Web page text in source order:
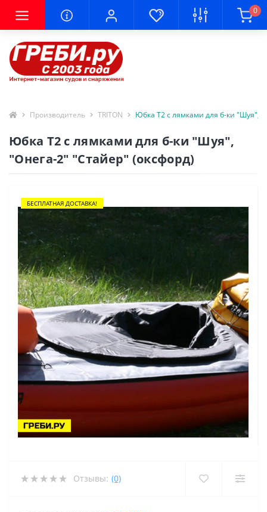
0
Производитель TRITON Юбка Т2 с лямками для б-ки "Шуя",
Юбка Т2 с лямками для б-ки "Шуя",
"Онега-2" "Стайер" (оксфорд)
БЕСПЛАТНАЯ ДОСТАВКА!
Отзывы: (0)